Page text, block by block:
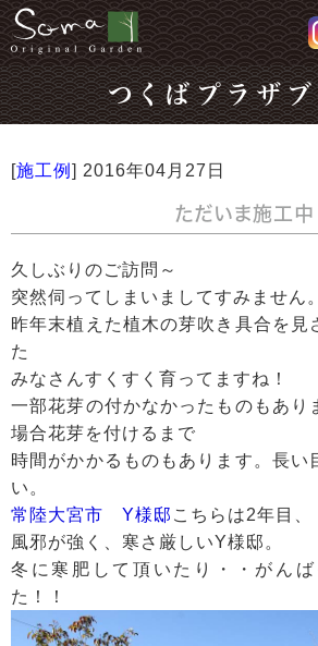
つくばプラザ
[施工例 ] 2016年04月27日
ただいま施工中
久しぶりのご訪問～
突然伺ってしまいましてすみません。
昨年末植えた植木の芽吹き具合を見
た
みなさんすくすく育ってますね！
一部花芽の付かなかったものもあり
場合花芽を付けるまで
時間がかかるものもあります。長い
い。
常陸大宮市 Y様邸 こちらは2年目、
風邪が強く、寒さ厳しいY様邸。
冬に寒肥して頂いたり・・がん
た！！